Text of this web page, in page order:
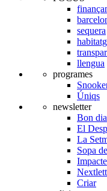
sequera
llengua
programes
Úniqs
newsletter
Bon dia
El
La
Sopa
Impacte
Criar